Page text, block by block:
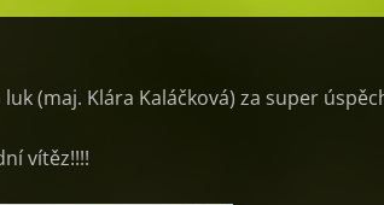
(maj. Klára Kaláčková) za super
vítěz!!!!